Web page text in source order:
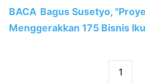
BACA Bagus Susetyo,
Menggerakkan 175 Bisnis
1